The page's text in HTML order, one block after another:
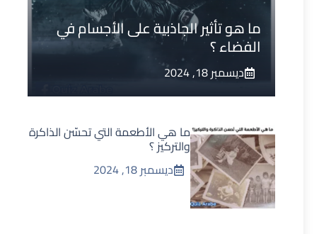
ما هو تأثير الجاذبية على الأجسام في
الفضاء ؟
ديسمبر 18, 2024
ما هي الأطعمة التي تحسّن الذاكرة
والتركيز ؟
ديسمبر 18, 2024